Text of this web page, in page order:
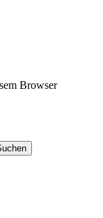
Browser